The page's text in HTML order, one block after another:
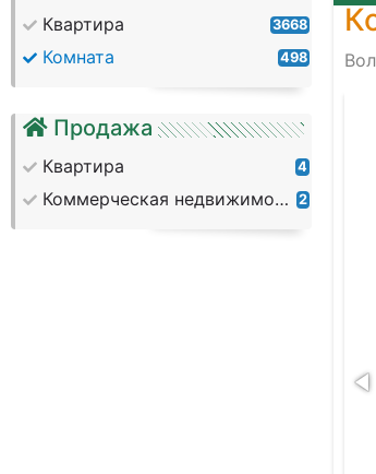
Квартира 3668
Комната 498
Продажа
Квартира 4
Коммерческая недвижимость 2